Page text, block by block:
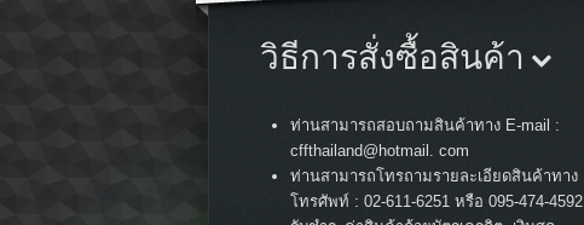
วิธีการสั่งซื้อสินค้า
ท่านสามารถสอบถามสินค้าทาง E-mail :
cffthailand@hotmail. com
ท่านสามารถโทรถามรายละเอียดสินค้าทาง
โทรศัพท์ : 02-611-6251 หรือ 095-474-4592